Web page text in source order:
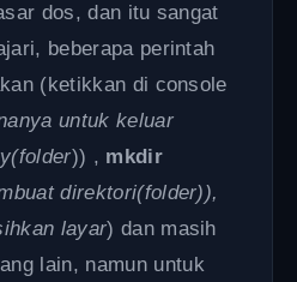
dos, dan itu sangat
beberapa perintah
(ketikkan di console
untuk keluar
)) , mkdir
direktori(folder)),
layar) dan masih
lain, namun untuk